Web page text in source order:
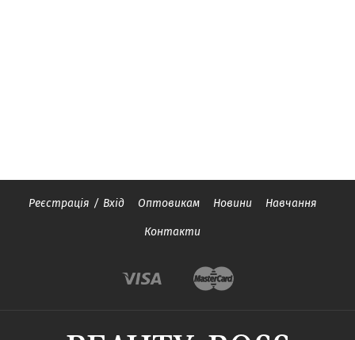
Реєстрація / Вхід Оптовикам Новини Навчання
Контакти